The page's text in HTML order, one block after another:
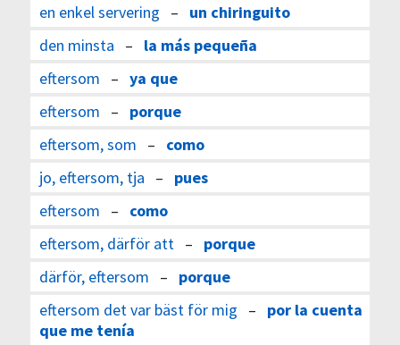
en enkel servering – un chiringuito
den minsta – la más pequeña
eftersom – ya que
eftersom – porque
eftersom, som – como
jo, eftersom, tja – pues
eftersom – como
eftersom, därför att– porque
därför, eftersom – porque
eftersom det var bäst för mig – por la cuenta
que me tenía